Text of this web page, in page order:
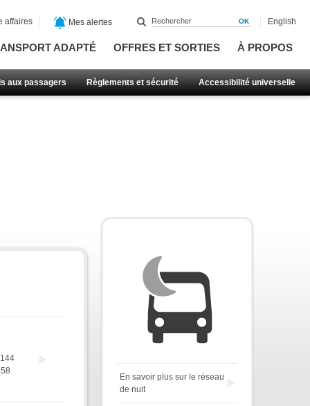
ADAPTÉ OFFRES ET SORTIES À PROPOS
aux passagers Règlements et sécurité Accessibilité universelle
affaires Mes alertes English
144
En savoir plus sur le réseau
de nuit